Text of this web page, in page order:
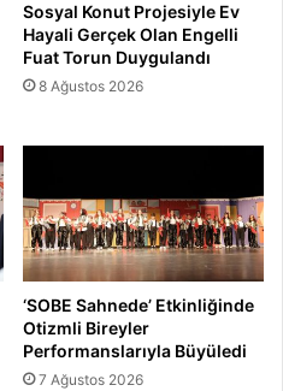
Sosyal Konut Projesiyle Ev
Hayali Gerçek Olan Engelli
Fuat Torun Duygulandı
8 Ağustos 2026
‘SOBE Sahnede’ Etkinliğinde
Otizmli Bireyler
Performanslarıyla Büyüledi
7 Ağustos 2026